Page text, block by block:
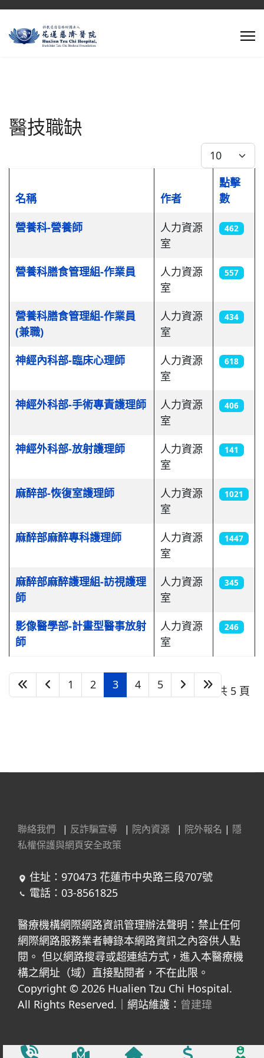
醫技職缺
每頁顯示條數
文章列表
名稱 作者
點擊
數
營養科-營養師
人力資源
室
462
營養科膳食管理組-作業員
人力資源
室
557
營養科膳食管理組-作業員
(兼職)
人力資源
室
434
神經內科部-臨床心理師
人力資源
室
618
神經外科部-手術專責護理師
人力資源
室
406
神經外科部-放射護理師
人力資源
室
141
麻醉部-恢復室護理師
人力資源
室
1021
麻醉部麻醉專科護理師
人力資源
室
1447
麻醉部麻醉護理組-訪視護理
師
人力資源
室
345
影像醫學部-計畫型醫事放射
師
人力資源
室
246
第 3 頁，共 5 頁
1 2 3 4 5
聯絡我們 | 反詐騙宣導 | 院內資源 | 院外報名 | 隱
私權保護與網頁安全政策
住址：970473 花蓮市中央路三段707號
電話：03-8561825
醫療機構網際網路資訊管理辦法聲明：禁止任何
網際網路服務業者轉錄本網路資訊之內容供人點
閱。 但以網路搜尋或超連結方式，進入本醫療機
構之網址（域）直接點閱者，不在此限。
Copyright © 2026 Hualien Tzu Chi Hospital.
All Rights Reserved.｜網站維護： 曾建瑋